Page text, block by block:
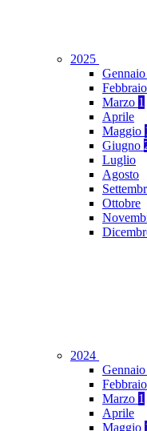
2025
Gennaio
Febbraio
Marzo 1
Aprile
Maggio
Giugno
Luglio
Agosto
Ottobre
2024
Gennaio
Febbraio
Marzo 1
Aprile
Maggio